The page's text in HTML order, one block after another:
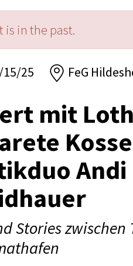
is in the past.
15/25 FeG
mit
Andi
Stories